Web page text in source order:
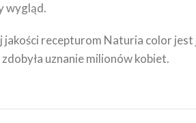
wygląd.
jakości recepturom Naturia color
uznanie milionów kobiet.